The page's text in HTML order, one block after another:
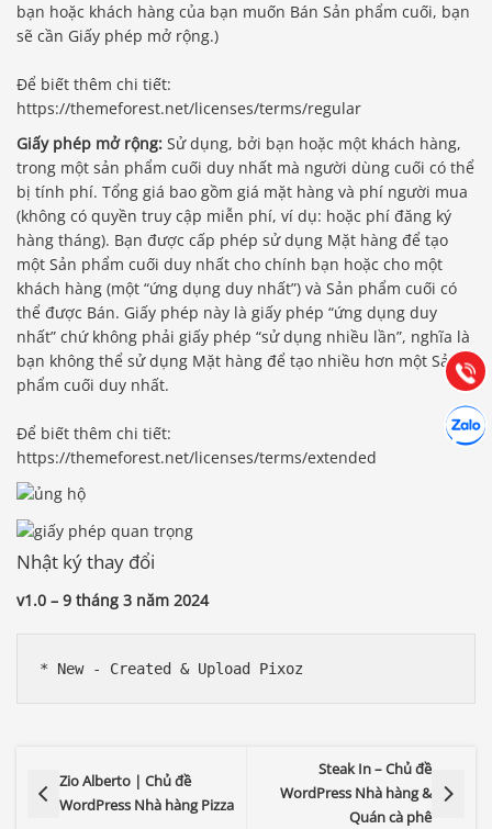
bạn hoặc khách hàng của bạn muốn Bán Sản phẩm cuối, bạn
sẽ cần Giấy phép mở rộng.)
Để biết thêm chi tiết:
https://themeforest.net/licenses/terms/regular
Giấy phép mở rộng: Sử dụng, bởi bạn hoặc một khách hàng,
trong một sản phẩm cuối duy nhất mà người dùng cuối có thể
bị tính phí. Tổng giá bao gồm giá mặt hàng và phí người mua
(không có quyền truy cập miễn phí, ví dụ: hoặc phí đăng ký
hàng tháng). Bạn được cấp phép sử dụng Mặt hàng để tạo
một Sản phẩm cuối duy nhất cho chính bạn hoặc cho một
khách hàng (một “ứng dụng duy nhất”) và Sản phẩm cuối có
thể được Bán. Giấy phép này là giấy phép “ứng dụng duy
nhất” chứ không phải giấy phép “sử dụng nhiều lần”, nghĩa là
bạn không thể sử dụng Mặt hàng để tạo nhiều hơn một Sản
phẩm cuối duy nhất.
Để biết thêm chi tiết:
https://themeforest.net/licenses/terms/extended
Nhật ký thay đổi
v1.0 – 9 tháng 3 năm 2024
* New - Created & Upload Pixoz
Zio Alberto | Chủ đề
WordPress Nhà hàng Pizza
Steak In – Chủ đề
WordPress Nhà hàng &
Quán cà phê
Gọi
Báo giá & Đặt hàng:
0903.976.769
Hướng dẫn & Hỗ trợ:
(028) 22.166.144
Chát
Tư vấn